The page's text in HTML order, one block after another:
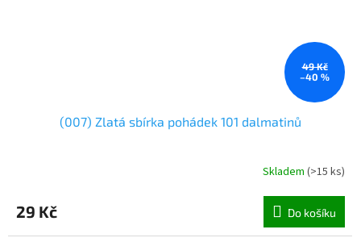
49 Kč
–40 %
(007) Zlatá sbírka pohádek 101 dalmatinů
Skladem (>15 ks)
29 Kč Do košíku